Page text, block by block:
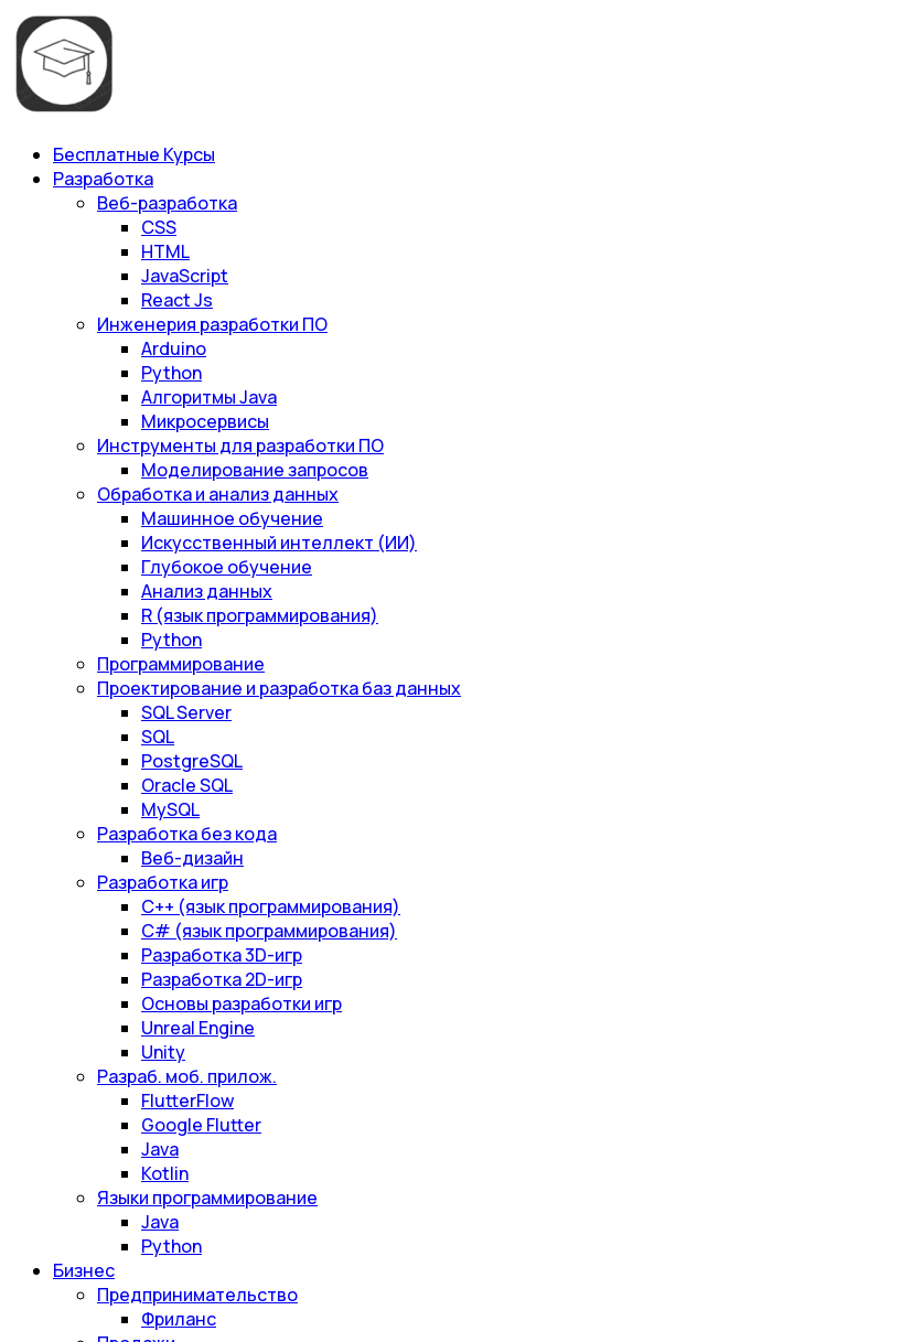
Бесплатные Курсы
Разработка
Веб-разработка
CSS
HTML
JavaScript
React Js
Инженерия разработки ПО
Arduino
Python
Алгоритмы Java
Микросервисы
Инструменты для разработки ПО
Моделирование запросов
Обработка и анализ данных
Машинное обучение
Искусственный интеллект (ИИ)
Глубокое обучение
Анализ данных
R (язык программирования)
Python
Программирование
Проектирование и разработка баз данных
SQL Server
SQL
PostgreSQL
Oracle SQL
MySQL
Разработка без кода
Веб-дизайн
Разработка игр
С++ (язык программирования)
С# (язык программирования)
Разработка 3D-игр
Разработка 2D-игр
Основы разработки игр
Unreal Engine
Unity
Разраб. моб. прилож.
FlutterFlow
Google Flutter
Java
Kotlin
Языки программирование
Java
Python
Бизнес
Предпринимательство
Фриланс